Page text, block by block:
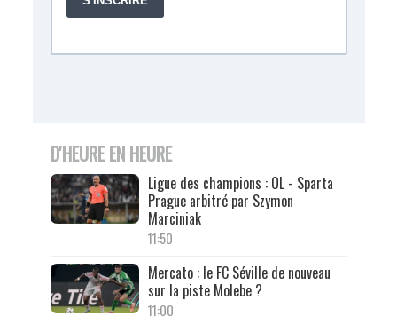
D'HEURE EN HEURE
Ligue des champions : OL - Sparta
Prague arbitré par Szymon
Marciniak
11:50
Mercato : le FC Séville de nouveau
sur la piste Molebe ?
11:00